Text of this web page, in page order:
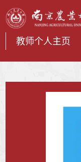
教师个人主页